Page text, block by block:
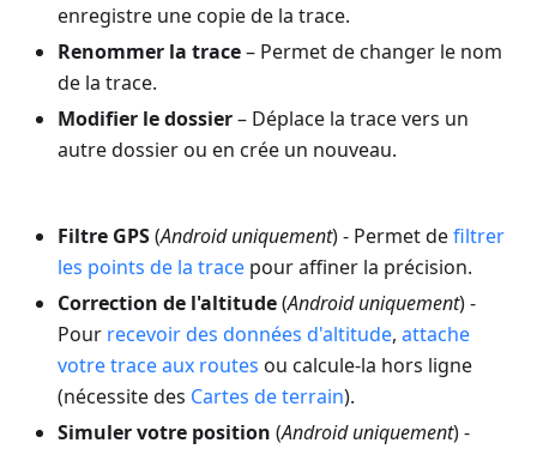
enregistre une copie de la trace.
Renommer la trace– Permet de changer le nom
de la trace.
Modifier le dossier– Déplace la trace vers un
autre dossier ou en crée un nouveau.
Filtre GPS(Android uniquement) - Permet defiltrer
les points de la trace pour affiner la précision.
Correction de l'altitude(Android uniquement) -
Pour recevoir des données d'altitude, attache
votre trace aux routes ou calcule-la hors ligne
(nécessite des Cartes de terrain).
Simuler votre position (Android uniquement) -